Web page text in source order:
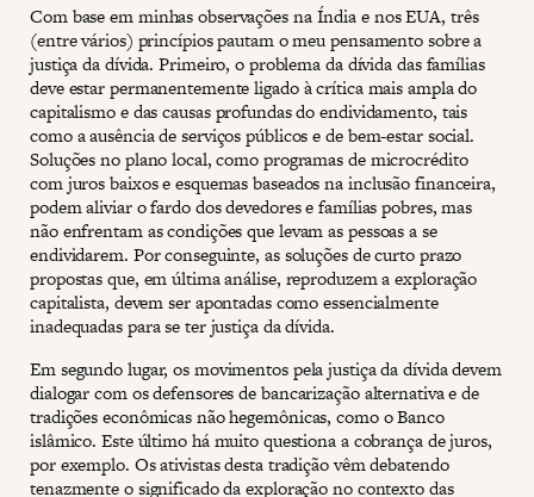
Com base em minhas observações na Índia e nos EUA, três
(entre vários) princípios pautam o meu pensamento sobre a
justiça da dívida. Primeiro, o problema da dívida das famílias
deve estar permanentemente ligado à crítica mais ampla do
capitalismo e das causas profundas do endividamento, tais
como a ausência de serviços públicos e de bem-estar social.
Soluções no plano local, como programas de microcrédito
com juros baixos e esquemas baseados na inclusão financeira,
podem aliviar o fardo dos devedores e famílias pobres, mas
não enfrentam as condições que levam as pessoas a se
endividarem. Por conseguinte, as soluções de curto prazo
propostas que, em última análise, reproduzem a exploração
capitalista, devem ser apontadas como essencialmente
inadequadas para se ter justiça da dívida.
Em segundo lugar, os movimentos pela justiça da dívida devem
dialogar com os defensores de bancarização alternativa e de
tradições econômicas não hegemônicas, como o Banco
islâmico. Este último há muito questiona a cobrança de juros,
por exemplo. Os ativistas desta tradição vêm debatendo
tenazmente o significado da exploração no contexto das